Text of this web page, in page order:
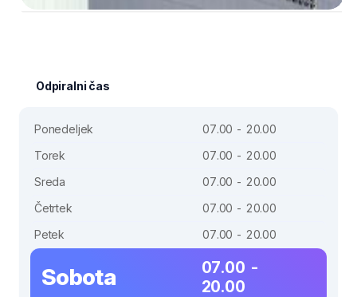
Odpiralni čas
Ponedeljek
07.00 - 20.00
Torek
07.00 - 20.00
Sreda
07.00 - 20.00
Četrtek
07.00 - 20.00
Petek
07.00 - 20.00
Sobota
07.00 -
20.00